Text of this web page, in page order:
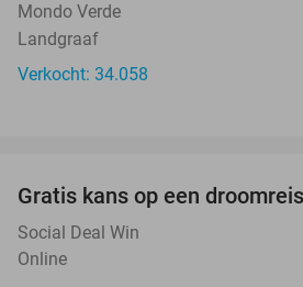
Mondo Verde
Landgraaf
Verkocht: 34.058
Gratis kans op een
Social Deal Win
Online